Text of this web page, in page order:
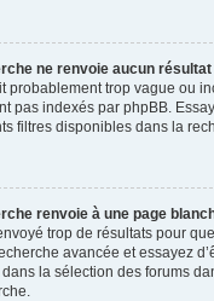
ne renvoie aucun résultat
probablement trop vague ou
pas indexés par phpBB.
filtres disponibles dans la
renvoie à une page
trop de résultats pour
avancée et essayez
la sélection des forums